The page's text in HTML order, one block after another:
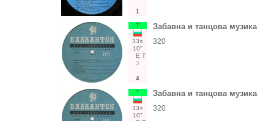
1
Т
33○
10"
Е Т
3
4
Забавна и танцова музика
320
Т
33○
10"
Забавна и танцова музика
320